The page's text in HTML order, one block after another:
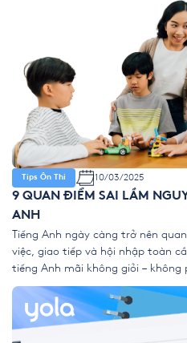
Tips Ôn Thi 10/03/2025
9 QUAN ĐIỂM SAI LẦM
ANH
Tiếng Anh ngày càng trở nên
việc, giao tiếp và hội nhập toàn
tiếng Anh mãi không giỏi –
hay không chăm chỉ, mà vì họ
nguy hiểm. Dưới […]